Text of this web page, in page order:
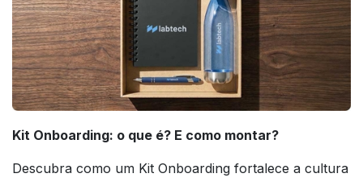
Kit Onboarding: o que é? E como montar?
Descubra como um Kit Onboarding fortalece a cultura